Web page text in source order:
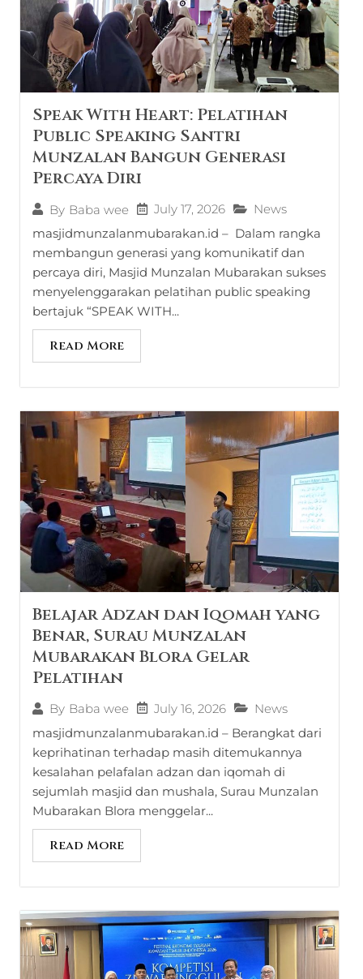
Speak With Heart: Pelatihan
Public Speaking Santri
Munzalan Bangun Generasi
Percaya Diri
By Baba wee July 17, 2026
News
masjidmunzalanmubarakan.id – Dalam rangka
membangun generasi yang komunikatif dan
percaya diri, Masjid Munzalan Mubarakan sukses
menyelenggarakan pelatihan public speaking
bertajuk “SPEAK WITH...
Read More
Belajar Adzan dan Iqomah yang
Benar, Surau Munzalan
Mubarakan Blora Gelar
Pelatihan
By Baba wee July 16, 2026
News
masjidmunzalanmubarakan.id – Berangkat dari
keprihatinan terhadap masih ditemukannya
kesalahan pelafalan adzan dan iqomah di
sejumlah masjid dan mushala, Surau Munzalan
Mubarakan Blora menggelar...
Read More